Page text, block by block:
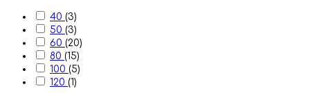
40 (3)
50 (3)
60 (20)
80 (15)
100 (5)
120 (1)